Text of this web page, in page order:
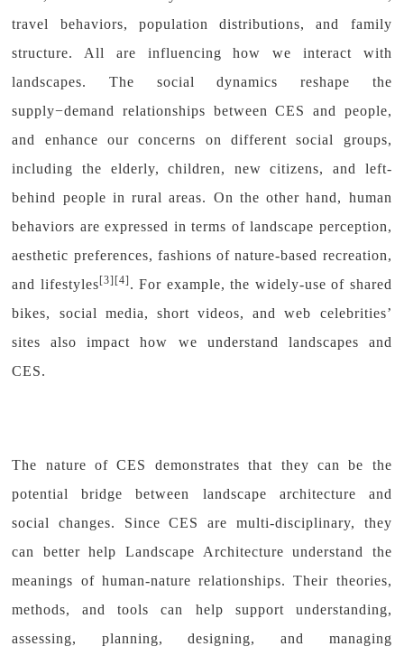
travel behaviors, population distributions, and family
structure. All are influencing how we interact with
landscapes. The social dynamics reshape the
supply−demand relationships between CES and people,
and enhance our concerns on different social groups,
including the elderly, children, new citizens, and left-
behind people in rural areas. On the other hand, human
behaviors are expressed in terms of landscape perception,
aesthetic preferences, fashions of nature-based recreation,
and lifestyles[3][4] . For example, the widely-use of shared
bikes, social media, short videos, and web celebrities’
sites also impact how we understand landscapes and
CES.
The nature of CES demonstrates that they can be the
potential bridge between landscape architecture and
social changes. Since CES are multi-disciplinary, they
can better help Landscape Architecture understand the
meanings of human-nature relationships. Their theories,
methods, and tools can help support understanding,
assessing, planning, designing, and managing